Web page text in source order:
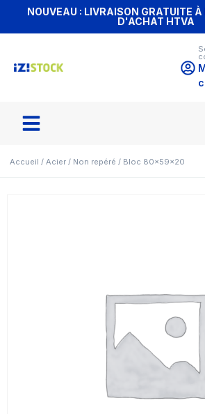
NOUVEAU : LIVRAISON GRATUITE
D'ACHAT HTVA
Accueil / Acier / Non repéré / Bloc 80x59x20